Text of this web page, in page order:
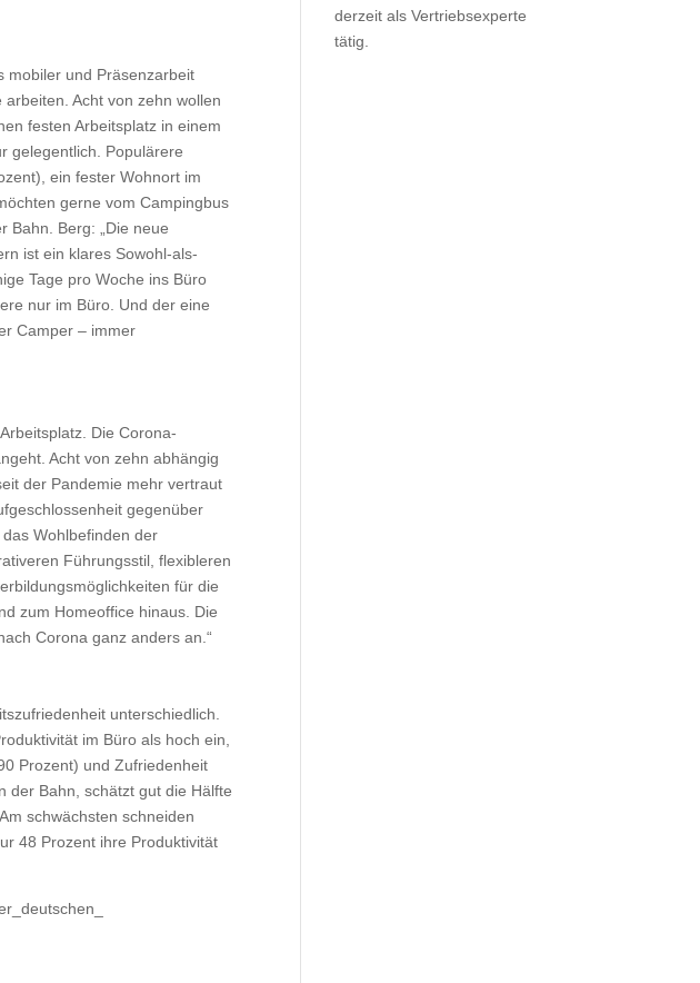
mobiler und Präsenzarbeit
Acht von zehn wollen
festen Arbeitsplatz in einem
gelegentlich. Populärere
ein fester Wohnort im
gerne vom Campingbus
Bahn. Berg: „Die neue
ist ein klares Sowohl-als-
Tage pro Woche ins Büro
nur im Büro. Und der eine
Camper – immer
Die Corona-
Acht von zehn abhängig
der Pandemie mehr vertraut
gegenüber
Wohlbefinden der
Führungsstil, flexibleren
für die
zum Homeoffice hinaus. Die
Corona ganz anders an.“
unterschiedlich.
im Büro als hoch ein,
Prozent) und Zufriedenheit
der Bahn, schätzt gut die Hälfte
schwächsten schneiden
48 Prozent ihre Produktivität
derzeit als Vertriebsexperte
tätig.